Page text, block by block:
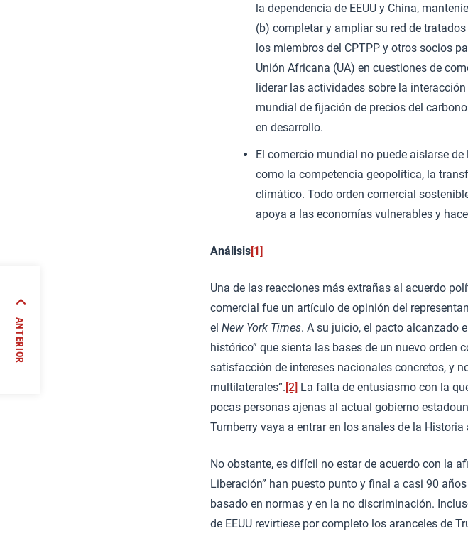
la dependencia de EEUU y China,
(b) completar y ampliar su red de
los miembros del CPTPP y otros socios
Unión Africana (UA) en cuestiones de
liderar las actividades sobre la
mundial de fijación de precios del
en desarrollo.
El comercio mundial no puede aislarse
como la competencia geopolítica, la
climático. Todo orden comercial
apoya a las economías vulnerables y
Análisis[1]
Una de las reacciones más extrañas al acuerdo
comercial fue un artículo de opinión del
el New York Times. A su juicio, el pacto alcanzado
histórico” que sienta las bases de un nuevo orden
satisfacción de intereses nacionales concretos, y
multilaterales”. [2] La falta de entusiasmo con la
pocas personas ajenas al actual gobierno
Turnberry vaya a entrar en los anales de la
No obstante, es difícil no estar de acuerdo con la
Liberación” han puesto punto y final a casi 90
basado en normas y en la no discriminación.
de EEUU revirtiese por completo los aranceles de
ANTERIOR